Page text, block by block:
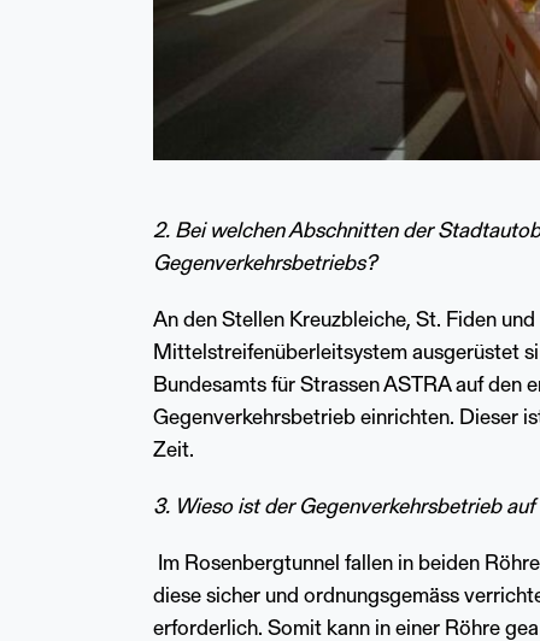
2. Bei welchen Abschnitten der
Gegenverkehrsbetriebs?
An den Stellen Kreuzbleiche, St. Fiden
Mittelstreifenüberleitsystem ausgerüstet
Bundesamts für Strassen ASTRA auf den
Gegenverkehrsbetrieb einrichten. Dieser
Zeit.
3. Wieso ist der Gegenverkehrsbetrieb
Im Rosenbergtunnel fallen in beiden
diese sicher und ordnungsgemäss
erforderlich. Somit kann in einer Röhre